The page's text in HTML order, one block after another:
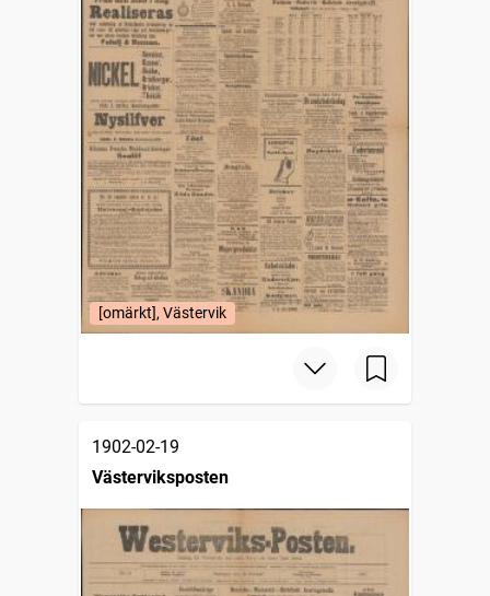
[omärkt], Västervik
1902-02-19
Västerviksposten